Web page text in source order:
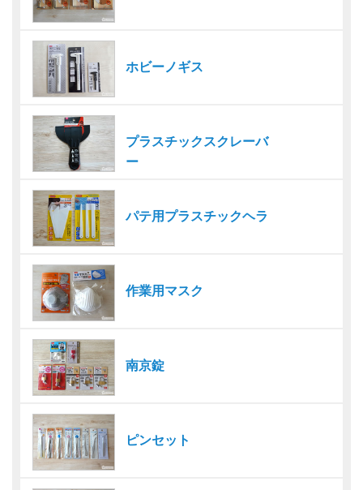
ホビーノギス
プラスチックスクレーバ
ー
パテ用プラスチックヘラ
作業用マスク
南京錠
ピンセット